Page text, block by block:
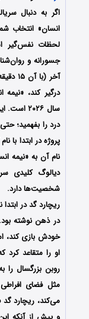
اگر به دنبال
انسان» انتخاب
لحظات نفس‌گیر
جسورانه و
آخر (با آن ۱۵ دقیقه پایانی میخکوب‌کننده و
درگیر کند،
سال
درد را بفهمید؛
نام آن به «نیمه
دیالوگ کلیدی
شخصیت‌ها دارد.
ریچارد گد در
در ذهن نوشته
خودش بازی کند،
او را متقاعد
روبن بزرگسال را